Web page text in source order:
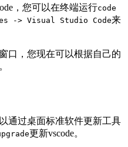
，您可以在终端运行code
-> Visual Studio Code来
口，您现在可以根据自己的
通过桌面标准软件更新工具
更新vscode。